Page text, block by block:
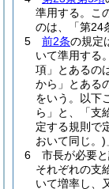
準用する。
こ
のは、「第24
5
前2条の規定
いて準用する。
項」とあるの
から」とある
をいう。以下
ら」と、「支
定する規則で
おいて同じ。)
6
市長が必要と
それぞれの支
いて増率し、